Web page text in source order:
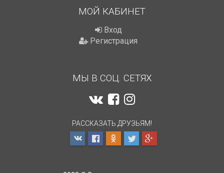
МОЙ КАБИНЕТ
Вход
Регистрация
МЫ В СОЦ. СЕТЯХ
РАССКАЗАТЬ ДРУЗЬЯМ!